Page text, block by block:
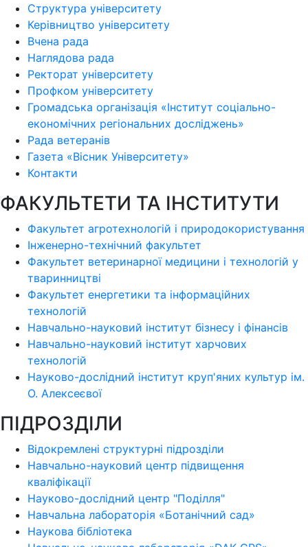
Структура університету
Керівництво університету
Вчена рада
Наглядова рада
Ректорат університету
Профком університету
Громадська організація «Інститут соціально-
економічних регіональних досліджень»
Рада ветеранів
Газета «Вісник Університету»
Контакти
ФАКУЛЬТЕТИ ТА ІНСТИТУТИ
Факультет агротехнологій і природокористування
Інженерно-технічний факультет
Факультет ветеринарної медицини і технологій у
тваринництві
Факультет енергетики та інформаційних
технологій
Навчально-науковий інститут бізнесу і фінансів
Навчально-науковий інститут харчових
технологій
Науково-дослідний інститут круп'яних культур ім.
О. Алексеєвої
ПІДРОЗДІЛИ
Відокремлені структурні підрозділи
Навчально-науковий центр підвищення
кваліфікації
Науково-дослідний центр "Поділля"
Навчальна лабораторія «Ботанічний сад»
Наукова бібліотека